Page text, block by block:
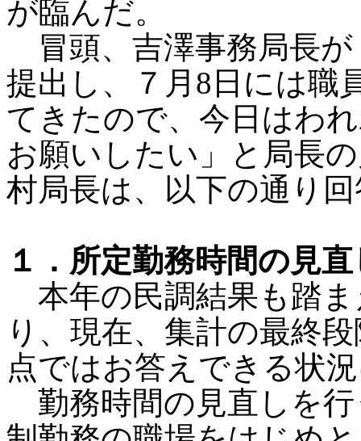
が臨んだ。
冒頭、吉澤事務局長が
提出し、７月8日には職
てきたので、今日はわ
お願いしたい」と局長
村局長は、以下の通り
１．所定勤務時間の見
本年の民調結果も踏
り、現在、集計の最終
点ではお答えできる状
勤務時間の見直しを行